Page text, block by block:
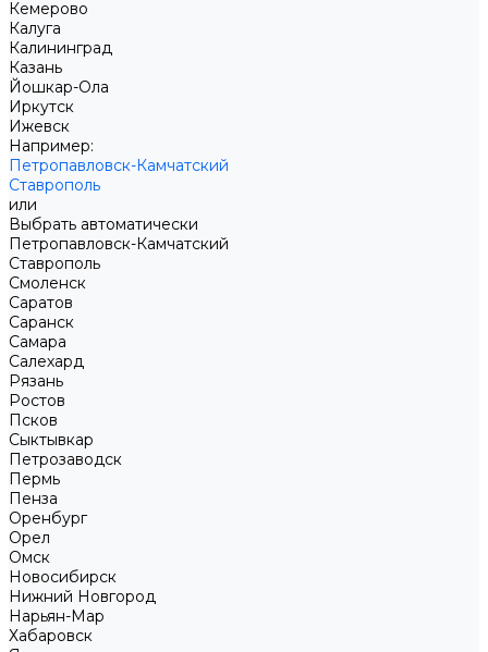
Кемерово
Калуга
Калининград
Казань
Йошкар-Ола
Иркутск
Ижевск
Например:
Петропавловск-Камчатский
Ставрополь
или
Выбрать автоматически
Петропавловск-Камчатский
Ставрополь
Смоленск
Саратов
Саранск
Самара
Салехард
Рязань
Ростов
Псков
Сыктывкар
Петрозаводск
Пермь
Пенза
Оренбург
Орел
Омск
Новосибирск
Нижний Новгород
Нарьян-Мар
Хабаровск